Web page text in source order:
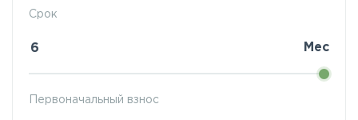
Первоначальный взнос
Срок
Мес